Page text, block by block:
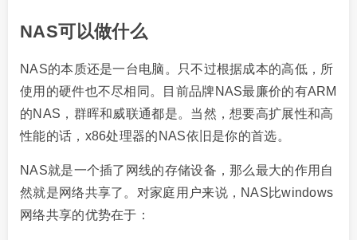
NAS可以做什么
NAS的本质还是一台电脑。只不过根据成本的高低，所
使用的硬件也不尽相同。目前品牌NAS最廉价的有ARM
的NAS，群晖和威联通都是。当然，想要高扩展性和高
性能的话，x86处理器的NAS依旧是你的首选。
NAS就是一个插了网线的存储设备，那么最大的作用自
然就是网络共享了。对家庭用户来说，NAS比windows
网络共享的优势在于：